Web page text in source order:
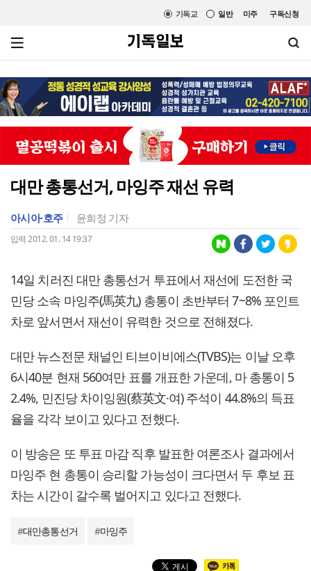
미주 구독신청
일반
기독교
대만 총통선거, 마잉주 재선 유력
아시아·호주 윤희정 기자
입력 2012. 01. 14 19:37
14일 치러진 대만 총통선거 투표에서 재선에 도전한 국
민당 소속 마잉주(馬英九) 총통이 초반부터 7~8% 포인트
차로 앞서면서 재선이 유력한 것으로 전해졌다.
대만 뉴스전문 채널인 티브이비에스(TVBS)는 이날 오후
6시40분 현재 560여만 표를 개표한 가운데, 마 총통이 5
2.4%, 민진당 차이잉원(蔡英文·여) 주석이 44.8%의 득표
율을 각각 보이고 있다고 전했다.
이 방송은 또 투표 마감 직후 발표한 여론조사 결과에서
마잉주 현 총통이 승리할 가능성이 크다면서 두 후보 표
차는 시간이 갈수록 벌어지고 있다고 전했다.
#대만총통선거 #마잉주